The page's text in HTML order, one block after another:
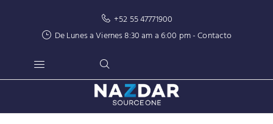
+52 55 47771900
De Lunes a Viernes 8:30 am a 6:00 pm -Contacto